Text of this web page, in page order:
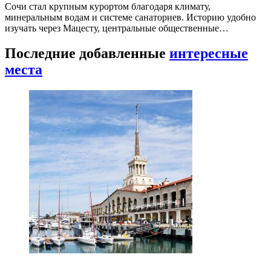
Сочи стал крупным курортом благодаря климату,
минеральным водам и системе санаториев. Историю удобно
изучать через Мацесту, центральные общественные…
Последние добавленные интересные
места